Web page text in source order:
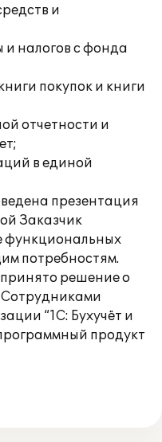
и
и налогов с фонда
покупок и книги
отчетности и
в единой
презентация
Заказчик
функциональных
потребностям.
решение о
“1C: Бухучёт и
продукт